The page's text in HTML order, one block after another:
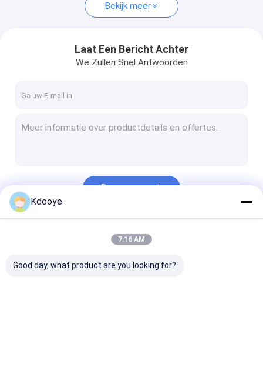
Onderdelen voor graafmachines
Hydraulische tandwielpomp
Hydraulische Pompassemblage
De Delen van de schommelingsmotor
De Assemblage van de schommelingsmotor
Schommelversnellingsbak voor graafmachines
Bekijk meer
Laat Een Bericht Achter
We Zullen Snel Antwoorden
Doorgaan
Kdooye
7:16 AM
Good day, what product are you looking for?